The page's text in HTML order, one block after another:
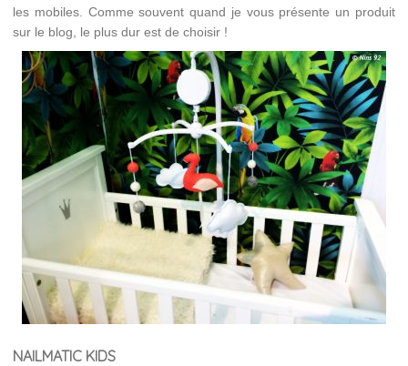
les mobiles. Comme souvent quand je vous présente un produit
sur le blog, le plus dur est de choisir !
NAILMATIC KIDS